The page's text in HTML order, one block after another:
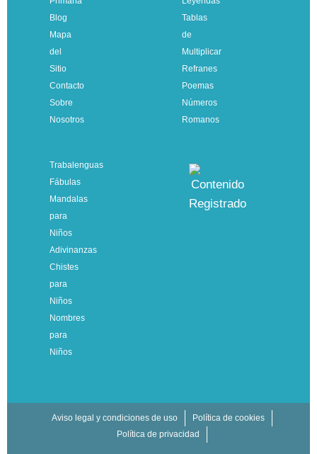
Blog
Mapa
del
Sitio
Contacto
Sobre
Nosotros
Tablas
de
Multiplicar
Refranes
Poemas
Números
Romanos
Trabalenguas
Fábulas
Mandalas
para
Niños
Adivinanzas
Chistes
para
Niños
Nombres
para
Niños
Aviso legal y condiciones de uso
Política de cookies
Política de privacidad